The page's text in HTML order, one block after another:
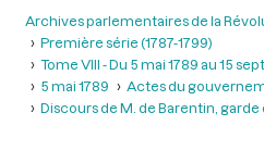
Archives parlementaires de la
Première série (1787-1799)
Tome VIII - Du 5 mai 1789 au 15
5 mai 1789
Actes du
Discours de M. de Barentin, garde